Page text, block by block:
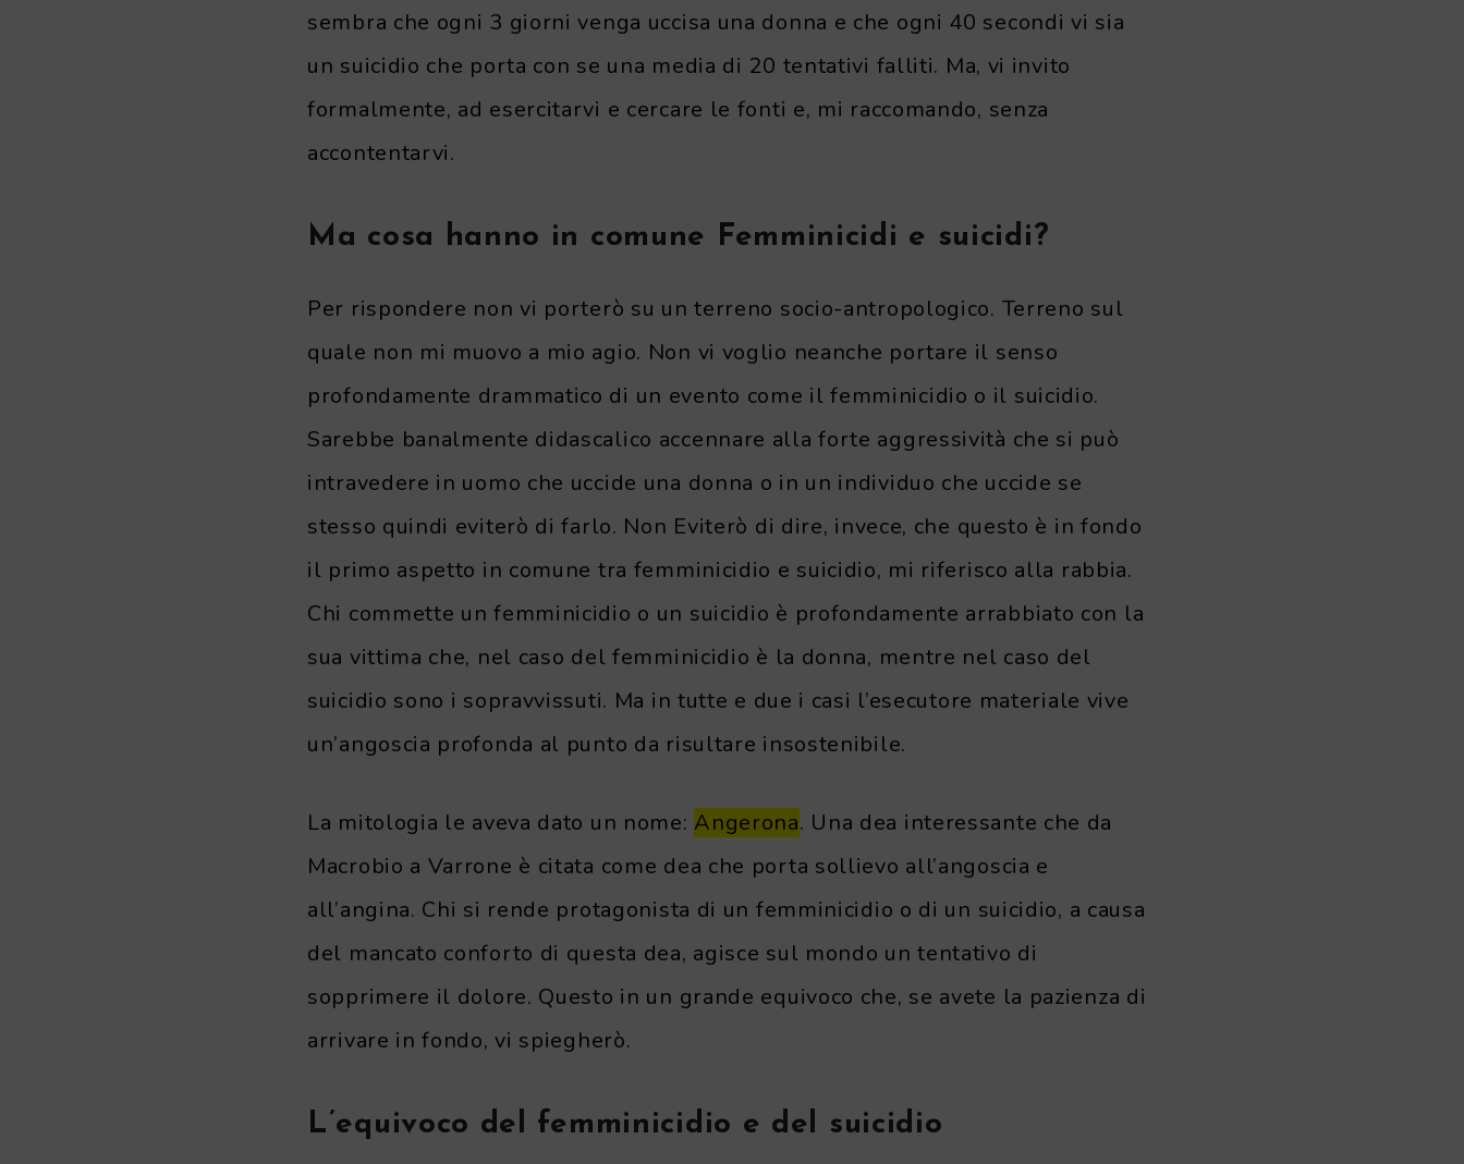
sembra che ogni 3 giorni venga uccisa una donna e che ogni 40 secondi vi sia
un suicidio che porta con se una media di 20 tentativi falliti. Ma, vi invito
formalmente, ad esercitarvi e cercare le fonti e, mi raccomando, senza
accontentarvi.
Ma cosa hanno in comune Femminicidi e suicidi?
Per rispondere non vi porterò su un terreno socio-antropologico. Terreno sul
quale non mi muovo a mio agio. Non vi voglio neanche portare il senso
profondamente drammatico di un evento come il femminicidio o il suicidio.
Sarebbe banalmente didascalico accennare alla forte aggressività che si può
intravedere in uomo che uccide una donna o in un individuo che uccide se
stesso quindi eviterò di farlo. Non Eviterò di dire, invece, che questo è in fondo
il primo aspetto in comune tra femminicidio e suicidio, mi riferisco alla rabbia.
Chi commette un femminicidio o un suicidio è profondamente arrabbiato con la
sua vittima che, nel caso del femminicidio è la donna, mentre nel caso del
suicidio sono i sopravvissuti. Ma in tutte e due i casi l’esecutore materiale vive
un’angoscia profonda al punto da risultare insostenibile.
La mitologia le aveva dato un nome: Angerona. Una dea interessante che da
Macrobio a Varrone è citata come dea che porta sollievo all’angoscia e
all’angina. Chi si rende protagonista di un femminicidio o di un suicidio, a causa
del mancato conforto di questa dea, agisce sul mondo un tentativo di
sopprimere il dolore. Questo in un grande equivoco che, se avete la pazienza di
arrivare in fondo, vi spiegherò.
L’equivoco del femminicidio e del suicidio